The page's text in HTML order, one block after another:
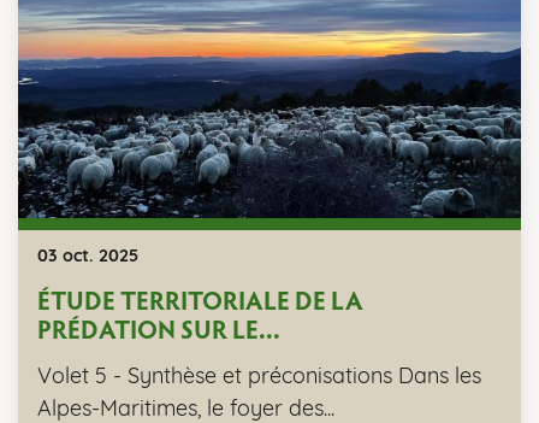
03 oct. 2025
ÉTUDE TERRITORIALE DE LA
PRÉDATION SUR LE...
Volet 5 - Synthèse et préconisations Dans les
Alpes-Maritimes, le foyer des...